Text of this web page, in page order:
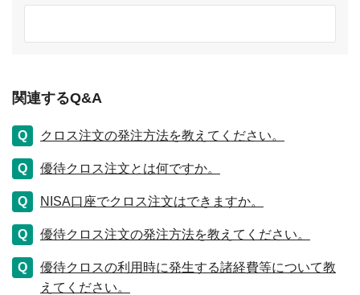
関連するQ&A
クロス注文の発注方法を教えてください。
優待クロス注文とは何ですか。
NISA口座でクロス注文はできますか。
優待クロス注文の発注方法を教えてください。
優待クロスの利用時に発生する諸経費等について教
えてください。